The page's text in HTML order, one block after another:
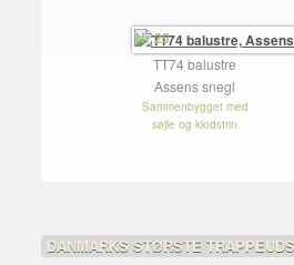
TT74 balustre
Assens snegl
Sammenbygget med
søjle og klodstrin
Nr 25
DANMARKS STØRSTE